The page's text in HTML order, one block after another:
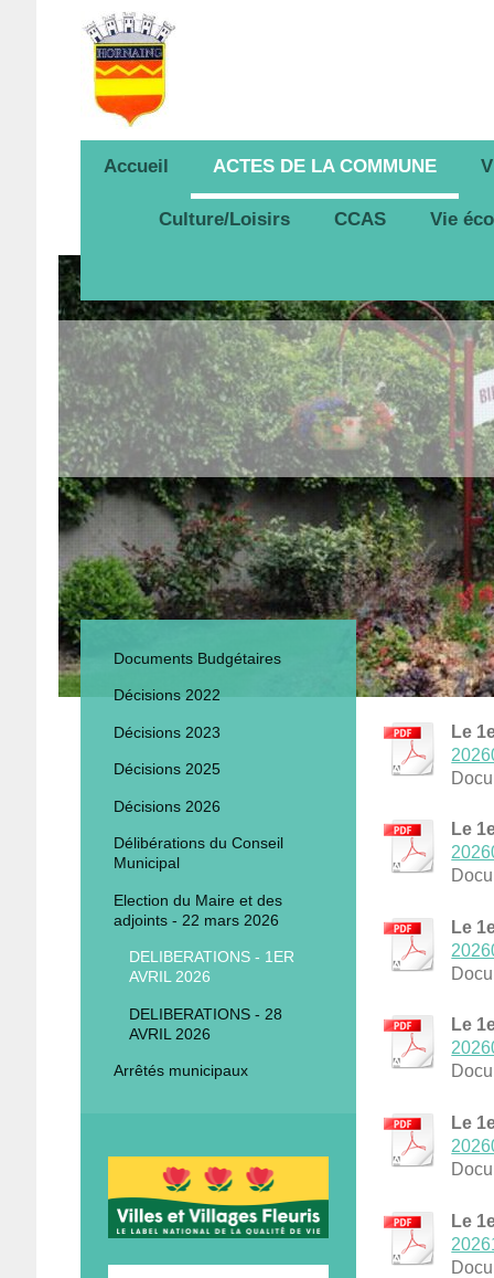
Accueil ACTES DE LA COMMUNE
Culture/Loisirs CCAS Vie
Le
Le
Le
Le
Le
Le
Documents Budgétaires
Décisions 2022
Décisions 2023
Décisions 2025
Décisions 2026
Délibérations du Conseil
Municipal
Election du Maire et des
adjoints - 22 mars 2026
DELIBERATIONS - 1ER
AVRIL 2026
DELIBERATIONS - 28
AVRIL 2026
Arrêtés municipaux